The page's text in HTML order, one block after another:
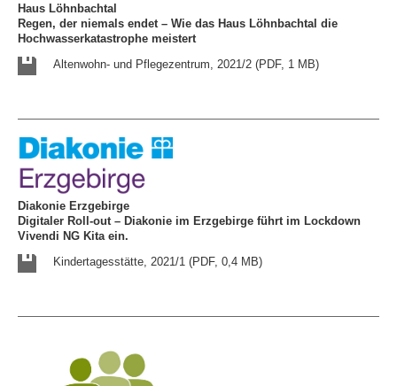
Haus Löhnbachtal
Regen, der niemals endet – Wie das Haus Löhnbachtal die
Hochwasserkatastrophe meistert
Altenwohn- und Pflegezentrum, 2021/2 (PDF, 1 MB)
Diakonie Erzgebirge
Digitaler Roll-out – Diakonie im Erzgebirge führt im Lockdown
Vivendi NG Kita ein.
Kindertagesstätte, 2021/1 (PDF, 0,4 MB)